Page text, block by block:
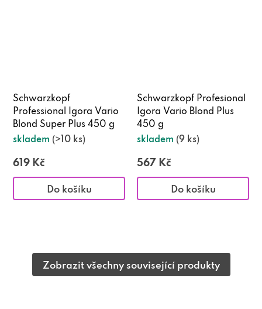
Schwarzkopf
Professional Igora Vario
Blond Super Plus 450 g
skladem (>10 ks)
619 Kč
Do košíku
Schwarzkopf Profesional
Igora Vario Blond Plus
450 g
skladem (9 ks)
567 Kč
Do košíku
Zobrazit všechny související produkty